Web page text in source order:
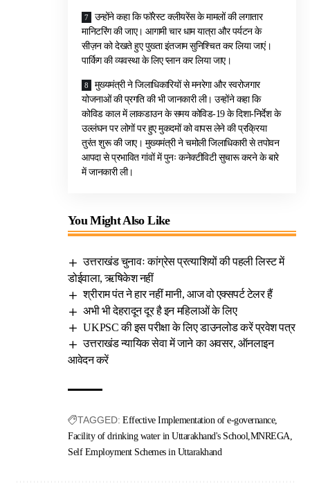
उन्होंने कहा कि फॉरेस्ट क्लीयरेंस के मामलों की लगातार
मानिटरिंग की जाए। आगामी चार धाम यात्रा और पर्यटन के
सीज़न को देखते हुए पुख्ता इंतजाम सुनिश्चित कर लिया जाएं।
पार्किग की व्यवस्था के लिए प्लान कर लिया जाए।
मुख्यमंत्री ने जिलाधिकारियों से मनरेगा और स्वरोजगार
योजनाओं की प्रगति की भी जानकारी ली। उन्होंने कहा कि
कोविड काल में लाकडाउन के समय कोविड-19 के दिशा-निर्देश के
उल्लंघन पर लोगों पर हुए मुकदमों को वापस लेने की प्रक्रिया
तुरंत शुरू की जाए। मुख्यमंत्री ने चमोली जिलाधिकारी से तपोवन
आपदा से प्रभावित गांवों में पुनः कनेक्टीविटी सुचारू करने के बारे
में जानकारी ली।
You Might Also Like
उत्तराखंड चुनावः कांग्रेस प्रत्याशियों की पहली लिस्ट में
डोईवाला, ऋषिकेश नहीं
श्रीराम पंत ने हार नहीं मानी, आज वो एक्सपर्ट टेलर हैं
अभी भी देहरादून दूर है इन महिलाओं के लिए
UKPSC की इस परीक्षा के लिए डाउनलोड करें प्रवेश पत्र
उत्तराखंड न्यायिक सेवा में जाने का अवसर, ऑनलाइन
आवेदन करें
TAGGED: Effective Implementation of e-governance
Facility of drinking water in Uttarakhand's School MNREGA
Self Employment Schemes in Uttarakhand